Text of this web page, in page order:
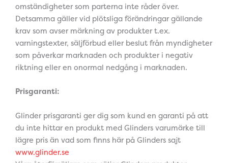
omständigheter som parterna inte råder över.
Detsamma gäller vid plötsliga förändringar gällande
krav som avser märkning av produkter t.ex.
varningstexter, säljförbud eller beslut från myndigheter
som påverkar marknaden och produkter i negativ
riktning eller en onormal nedgång i marknaden.
Prisgaranti:
Glinder prisgaranti ger dig som kund en garanti på att
du inte hittar en produkt med Glinders varumärke till
lägre pris än vad som finns här på Glinders sajt
www.glinder.se